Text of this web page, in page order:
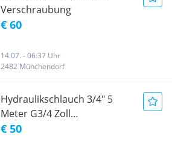
Verschraubung
€ 60
14.07. - 06:37 Uhr
2482 Münchendorf
Hydraulikschlauch 3/4" 5
Meter G3/4 Zoll
Verschraubungen
€ 50